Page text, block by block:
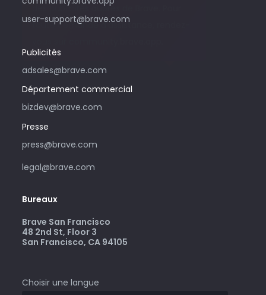
user-support@brave.com
Publicités
adsales@brave.com
des publicités auprès de Brave. Pour
toute demande d’assistance, rendez-
Département commercial
bizdev@brave.com
Presse
press@brave.com
legal@brave.com
Bureaux
Brave San Francisco
48 2nd St, Floor 3
San Francisco, CA 94105
Choisir une langue